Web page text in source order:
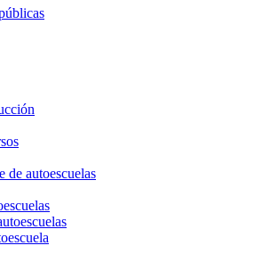
de autoescuelas